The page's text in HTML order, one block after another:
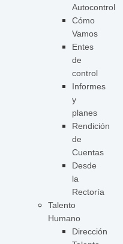
Autocontrol
Cómo
Vamos
Entes
de
control
Informes
y
planes
Rendición
de
Cuentas
Desde
la
Rectoría
Talento
Humano
Dirección